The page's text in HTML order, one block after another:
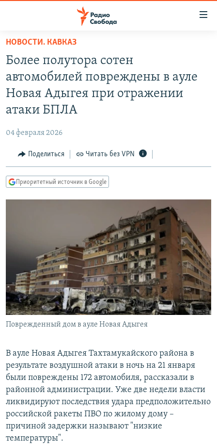
упрощенного
доступа
основному
содержанию
навигации
Вернутся
ПОДКАСТЫ
АВТОРСКИЕ ПРОЕКТЫ
ЦИТАТЫ СВОБОДЫ
КУЛЬТУРА
IDEL.РЕАЛИИ
КАВКАЗ.РЕАЛИИ
ПОДПИШИТЕСЬ НА РАССЫЛКУ
СОЦИАЛЬНЫЕ СЕТИ
НОВОСТИ. КАВКАЗ
Более полутора сотен
автомобилей повреждены в ауле
Новая Адыгея при отражении
атаки БПЛА
04 февраля 2026
Поделиться Читать без VPN
Приоритетный источник в Google
Поврежденный дом в ауле Новая Адыгея
В ауле Новая Адыгея Тахтамукайского района в
результате воздушной атаки в ночь на 21 января
были повреждены 172 автомобиля, рассказали в
районной администрации. Уже две недели власти
ликвидируют последствия удара предположительно
российской ракеты ПВО по жилому дому –
причиной задержки называют "низкие
температуры".